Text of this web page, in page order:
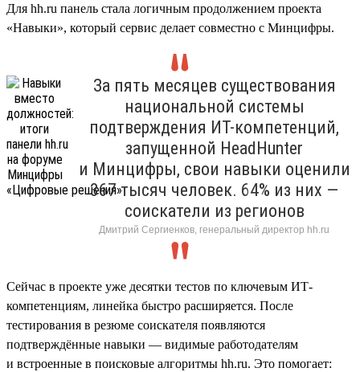
Для hh.ru панель стала логичным продолжением проекта
«Навыки», который сервис делает совместно с Минцифры.
За пять месяцев существования
национальной системы
подтверждения ИТ-компетенций,
запущенной HeadHunter
и Минцифры, свои навыки оценили
367 тысяч человек. 64% из них —
соискатели из регионов
Дмитрий Сергиенков, генеральный директор hh.ru
Сейчас в проекте уже десятки тестов по ключевым ИТ-
компетенциям, линейка быстро расширяется. После
тестирования в резюме соискателя появляются
подтверждённые навыки — видимые работодателям
и встроенные в поисковые алгоритмы hh.ru. Это помогает: